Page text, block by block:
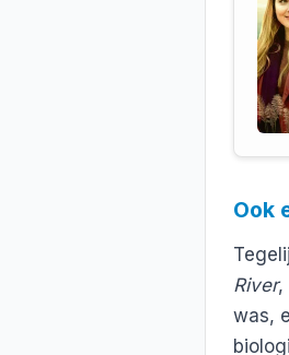
Ook
River,
was,